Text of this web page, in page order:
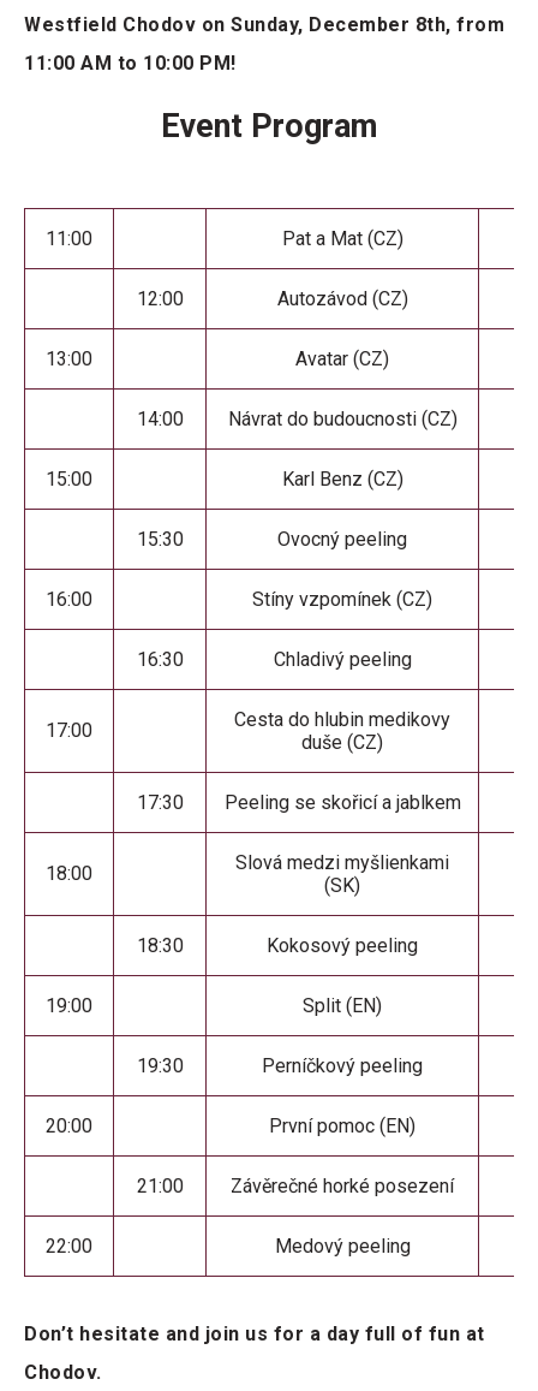
Westfield Chodov on Sunday, December 8th, from
11:00 AM to 10:00 PM!
Event Program
11:00 Pat a Mat (CZ)
12:00 Autozávod (CZ)
13:00 Avatar (CZ)
14:00 Návrat do budoucnosti (CZ)
15:00 Karl Benz (CZ)
15:30 Ovocný peeling
16:00 Stíny vzpomínek (CZ)
16:30 Chladivý peeling
17:00
Cesta do hlubin medikovy
duše (CZ)
17:30 Peeling se skořicí a jablkem
18:00
Slová medzi myšlienkami
(SK)
18:30 Kokosový peeling
19:00 Split (EN)
19:30 Perníčkový peeling
20:00 První pomoc (EN)
21:00 Závěrečné horké posezení
22:00 Medový peeling
Don’t hesitate and join us for a day full of fun at
Chodov.